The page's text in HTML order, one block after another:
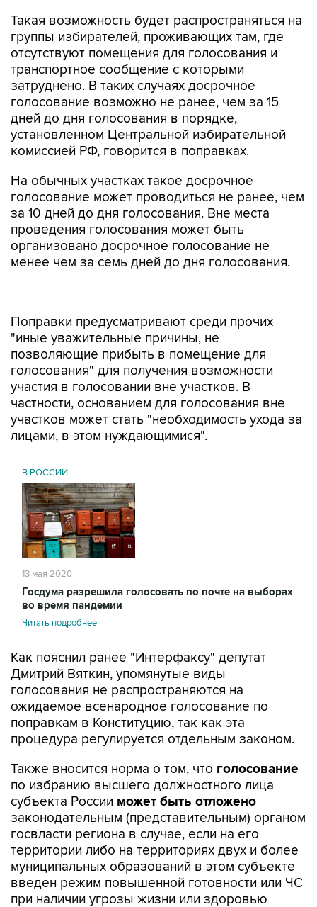
Такая возможность будет распространяться на
группы избирателей, проживающих там, где
отсутствуют помещения для голосования и
транспортное сообщение с которыми
затруднено. В таких случаях досрочное
голосование возможно не ранее, чем за 15
дней до дня голосования в порядке,
установленном Центральной избирательной
комиссией РФ, говорится в поправках.
На обычных участках такое досрочное
голосование может проводиться не ранее, чем
за 10 дней до дня голосования. Вне места
проведения голосования может быть
организовано досрочное голосование не
менее чем за семь дней до дня голосования.
позволяющие прибыть в помещение для
голосования" для получения возможности
участия в голосовании вне участков. В
частности, основанием для голосования вне
участков может стать "необходимость ухода за
лицами, в этом нуждающимися".
В РОССИИ
13 мая 2020
Госдума разрешила голосовать по почте на выборах
во время пандемии
Читать подробнее
Как пояснил ранее "Интерфаксу" депутат
голосования не распространяются на
ожидаемое всенародное голосование по
поправкам в Конституцию, так как эта
процедура регулируется отдельным законом.
Также вносится норма о том, чтоголосование
субъекта Россииможет быть отложено
законодательным (представительным) органом
госвласти региона в случае, если на его
территории либо на территориях двух и более
муниципальных образований в этом субъекте
введен режим повышенной готовности или ЧС
при наличии угрозы жизни или здоровью
граждан.